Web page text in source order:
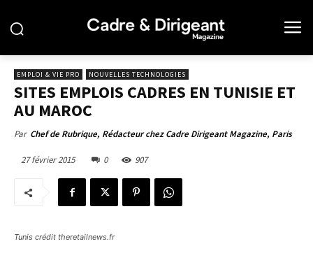
EMPLOI & VIE PRO NOUVELLES TECHNOLOGIES
SITES EMPLOIS CADRES EN TUNISIE ET
AU MAROC
Par Chef de Rubrique, Rédacteur chez Cadre Dirigeant Magazine, Paris
27 février 2015 0 907
Tunis crédit theretailnews.fr